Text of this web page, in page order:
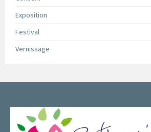
Exposition
Festival
Vernissage